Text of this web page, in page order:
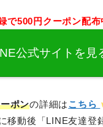
で500円クーポン配布
公式サイトを見
ポンの詳細はこちら
移動後「LINE友達登